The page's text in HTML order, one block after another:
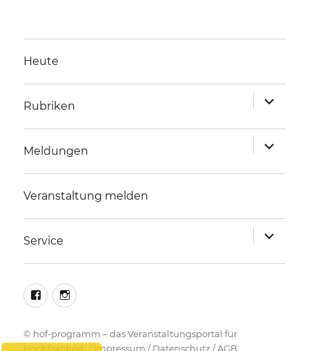
Heute
Rubriken
anzeigen
Meldungen
anzeigen
Veranstaltung melden
Service
anzeigen
facebookinstagram
© hof-programm – das Veranstaltungsportal für
Hochfranken
Impressum /Datenschutz /AGB